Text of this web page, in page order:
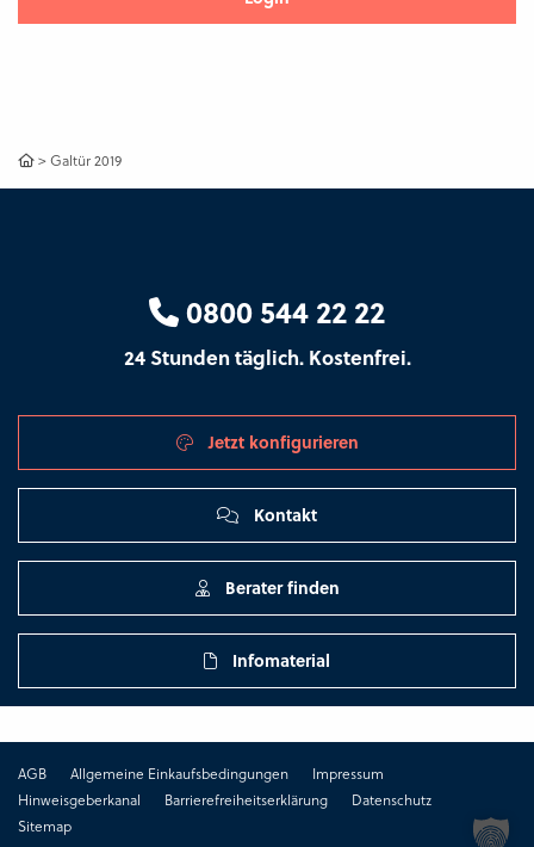
>Galtür 2019
0800 544 22 22
24 Stunden täglich. Kostenfrei.
Jetzt konfigurieren
Kontakt
Berater finden
Infomaterial
AGB Allgemeine Einkaufsbedingungen
Impressum
Hinweisgeberkanal
Barrierefreiheitserklärung
Datenschutz
Sitemap